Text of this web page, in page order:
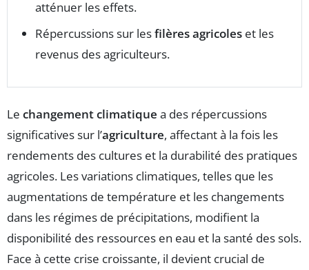
atténuer les effets.
Répercussions sur lesfilères agricoles et les
revenus des agriculteurs.
Le changement climatique a des répercussions
significatives sur l’agriculture, affectant à la fois les
rendements des cultures et la durabilité des pratiques
agricoles. Les variations climatiques, telles que les
augmentations de température et les changements
dans les régimes de précipitations, modifient la
disponibilité des ressources en eau et la santé des sols.
Face à cette crise croissante, il devient crucial de